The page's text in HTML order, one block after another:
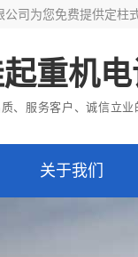
公司为您免费提供定柱
重机
、服务客户、诚信立业
关于我们